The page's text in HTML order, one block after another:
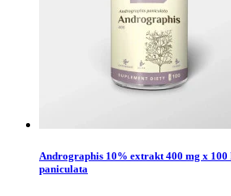
Andrographis 10% extrakt 400 mg x
paniculata